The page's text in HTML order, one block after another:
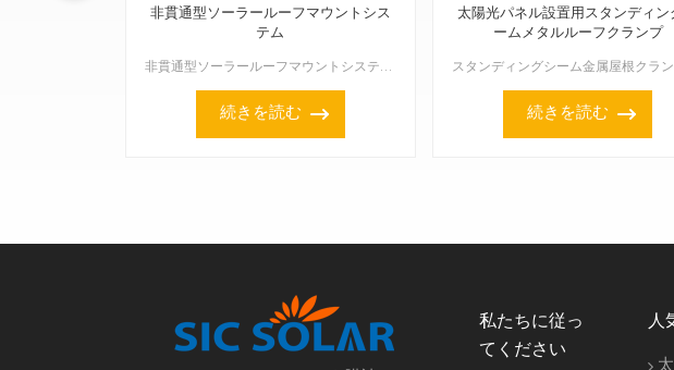
非貫通型ソーラールーフマウントシス
テム
非貫通型ソーラールーフマウントシステムは、屋根に穴を開けることなくソーラーパネルを固定できるよう特別に設計されているため、屋根構造への損傷を心配する必要がなく、屋根の防水性も確保できます。このようなシ...
続きを読む
太陽光パネル設置用スタンディン
ームメタルルーフクランプ
続きを読む
私たちに従っ
てください
人